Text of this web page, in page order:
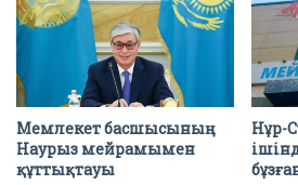
Мемлекет басшысының
Наурыз мейрамымен
құттықтауы
Нұр-